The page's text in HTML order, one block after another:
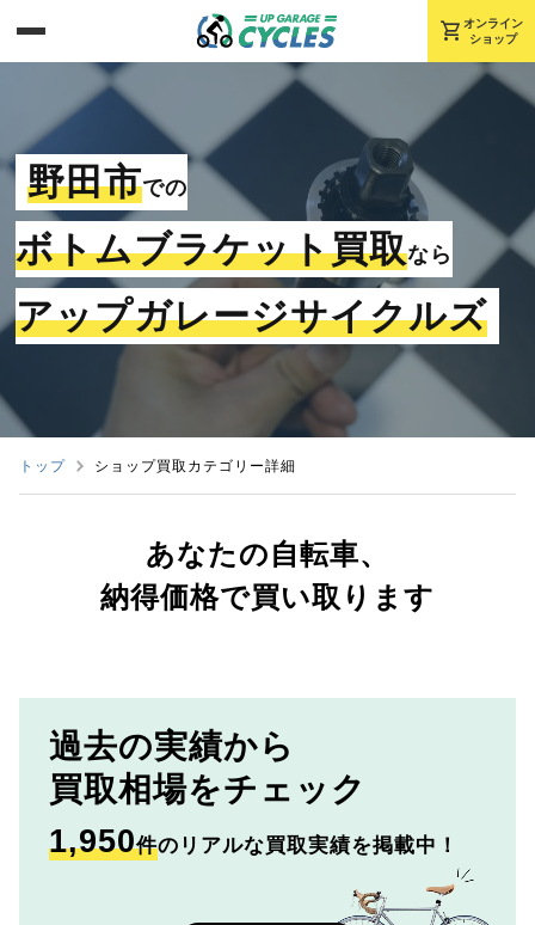
shopping_cart オンライン
ショップ
野田市での
ボトムブラケット買取なら
アップガレージサイクルズ
トップ ショップ買取カテゴリー詳細
あなたの自転車、
納得価格で買い取ります
過去の実績から
買取相場をチェック
1,950件のリアルな買取実績を掲載中！